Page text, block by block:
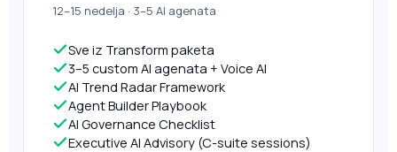
12–15 nedelja · 3–5 AI agenata
Sve iz Transform paketa
3–5 custom AI agenata + Voice AI
AI Trend Radar Framework
Agent Builder Playbook
AI Governance Checklist
Executive AI Advisory (C-suite sessions)